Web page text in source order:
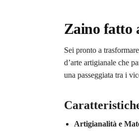
Zaino fatto
Sei pronto a
d’arte artigianale che
una passeggiata tra i
Artigianalità e